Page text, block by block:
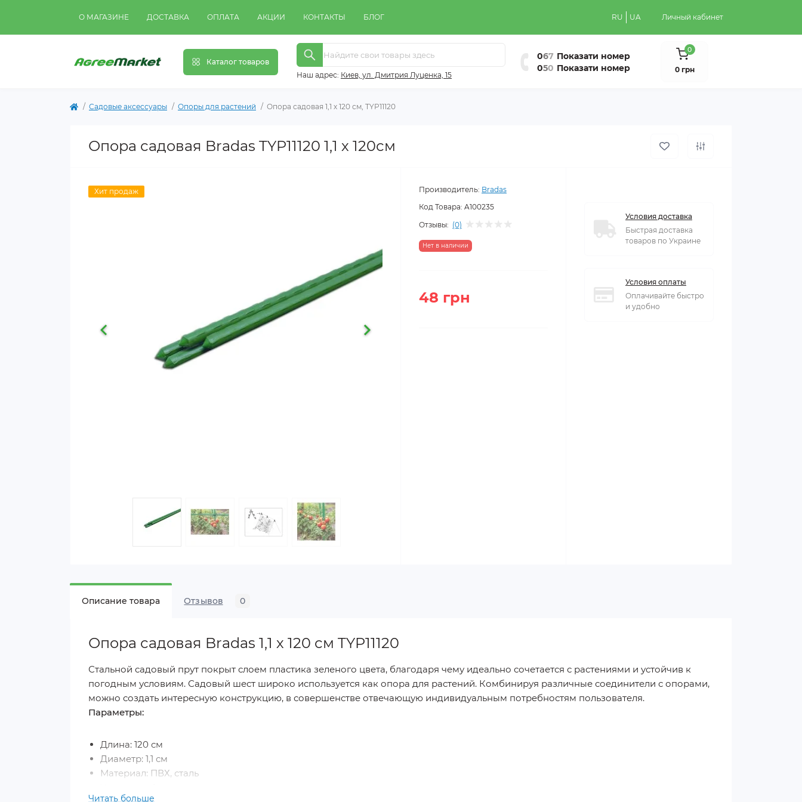
О МАГАЗИНЕ ДОСТАВКА ОПЛАТА АКЦИИ КОНТАКТЫ БЛОГ RU UA Личный кабинет
Каталог товаров
Наш адрес: Киeв, ул. Дмитрия Луценка, 15
067 Показати номер
050 Показати номер
0
0 грн
Садовые аксессуары Опоры для растений Опора садовая 1,1 х 120 см, TYP11120
Опора садовая Bradas TYP11120 1,1 х 120см
Хит продаж Производитель: Bradas
Код Товара: A100235
Отзывы: (0)
Нет в наличии
48 грн
Условия доставка
Быстрая доставка
товаров по Украине
Условия оплаты
Оплачивайте быстро
и удобно
Описание товара Отзывов 0
Опора садовая Bradas 1,1 х 120 см TYP11120
Стальной садовый прут покрыт слоем пластика зеленого цвета, благодаря чему идеально сочетается с растениями и устойчив к
погодным условиям. Садовый шест широко используется как опора для растений. Комбинируя различные соединители с опорами,
можно создать интересную конструкцию, в совершенстве отвечающую индивидуальным потребностям пользователя.
Параметры:
Длина: 120 см
Диаметр: 1,1 см
Материал: ПВХ, сталь
Читать больше